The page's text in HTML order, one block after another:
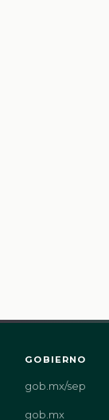
GOBIERNO
gob.mx/sep
gob.mx